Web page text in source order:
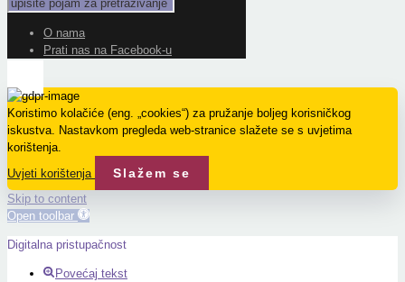
O nama
Prati nas na Facebook-u
Koristimo kolačiće (eng. „cookies“) za pružanje boljeg korisničkog
iskustva. Nastavkom pregleda web-stranice slažete se s uvjetima
korištenja.
Uvjeti korištenja
Slažem se
Skip to content
Open toolbar
Digitalna pristupačnost
Povećaj tekst